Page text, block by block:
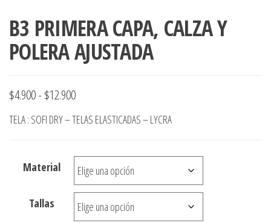
B3 PRIMERA CAPA, CALZA Y
POLERA AJUSTADA
$4.900- $12.900Rango
de
desde
$4.900
hasta
$12.900
TELA : SOFI DRY – TELAS ELASTICADAS – LYCRA
Material
Tallas